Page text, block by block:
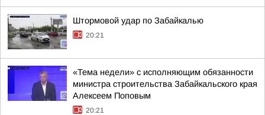
Штормовой удар по Забайкалью
20:21
«Тема недели» с исполняющим обязанности
министра строительства Забайкальского края
Алексеем Поповым
20:21